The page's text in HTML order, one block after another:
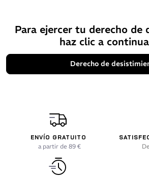
Para ejercer tu derecho de
haz clic a
Derecho de
ENVÍO GRATUITO
a partir de 89 €